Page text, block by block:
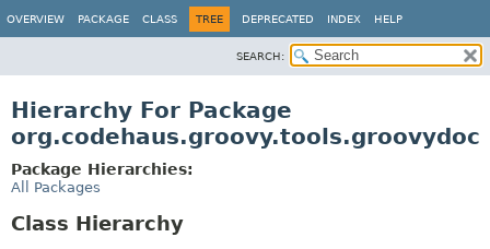
OVERVIEW PACKAGE CLASS TREE DEPRECATED INDEX HELP
SEARCH:
Hierarchy For Package
org.codehaus.groovy.tools.groovydoc
Package Hierarchies:
All Packages
Class Hierarchy